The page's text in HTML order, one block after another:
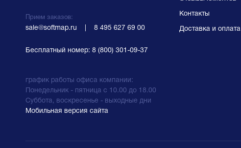
Прием заказов:
sale@softmap.ru 8 495 627 69 00
Бесплатный номер: 8 (800) 301-09-37
график работы офиса компании:
Понедельник - пятница с 10.00 до 18.00
Суббота, воскресенье - выходные дни
Контакты
Доставка и оплата
Мобильная версия сайта